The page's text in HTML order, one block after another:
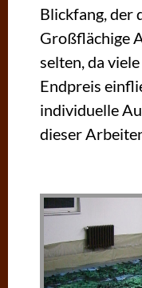
Blickfang, der
Großflächige
selten, da
Endpreis
individuelle
dieser